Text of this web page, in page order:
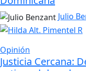
Julio
Opinión
Justicia Cercana: